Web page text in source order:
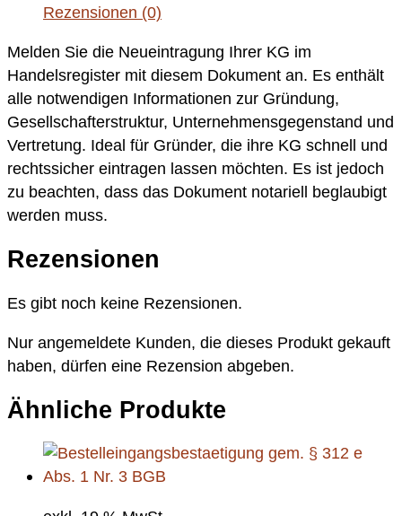
Rezensionen (0)
Melden Sie die Neueintragung Ihrer KG im
Handelsregister mit diesem Dokument an. Es enthält
alle notwendigen Informationen zur Gründung,
Gesellschafterstruktur, Unternehmensgegenstand und
Vertretung. Ideal für Gründer, die ihre KG schnell und
rechtssicher eintragen lassen möchten. Es ist jedoch
zu beachten, dass das Dokument notariell beglaubigt
werden muss.
Rezensionen
Es gibt noch keine Rezensionen.
Nur angemeldete Kunden, die dieses Produkt gekauft
haben, dürfen eine Rezension abgeben.
Ähnliche Produkte